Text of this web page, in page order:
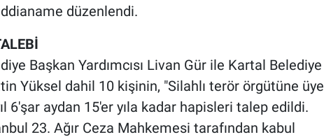
düzenlendi.
Başkan Yardımcısı Livan Gür ile Kartal Belediye
Yüksel dahil 10 kişinin, "Silahlı terör örgütüne üye
6'şar aydan 15'er yıla kadar hapisleri talep edildi.
23. Ağır Ceza Mahkemesi tarafından kabul